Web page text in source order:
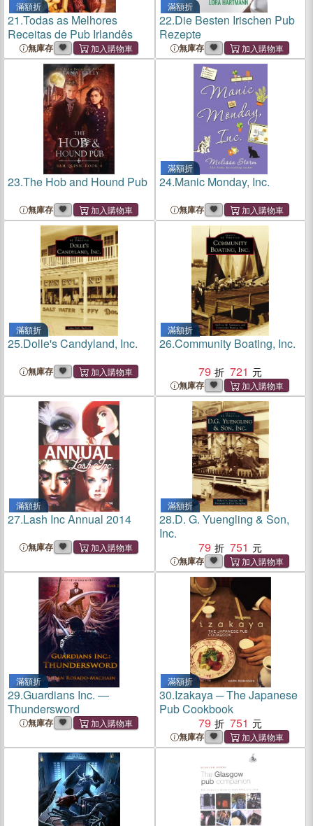
滿額折
21.Todas as Melhores
Receitas de Pub Irlandês
無庫存
滿額折
22.Die Besten Irischen Pub
Rezepte
無庫存
23.The Hob and Hound Pub
無庫存
滿額折
24.Manic Monday, Inc.
無庫存
滿額折
25.Dolle's Candyland, Inc.
無庫存
滿額折
26.Community Boating, Inc.
79
721
無庫存
滿額折
27.Lash Inc Annual 2014
無庫存
滿額折
28.D. G. Yuengling & Son,
Inc.
79
751
無庫存
滿額折
29.Guardians Inc. ―
Thundersword
無庫存
滿額折
30.Izakaya ─ The Japanese
Pub Cookbook
79
751
無庫存